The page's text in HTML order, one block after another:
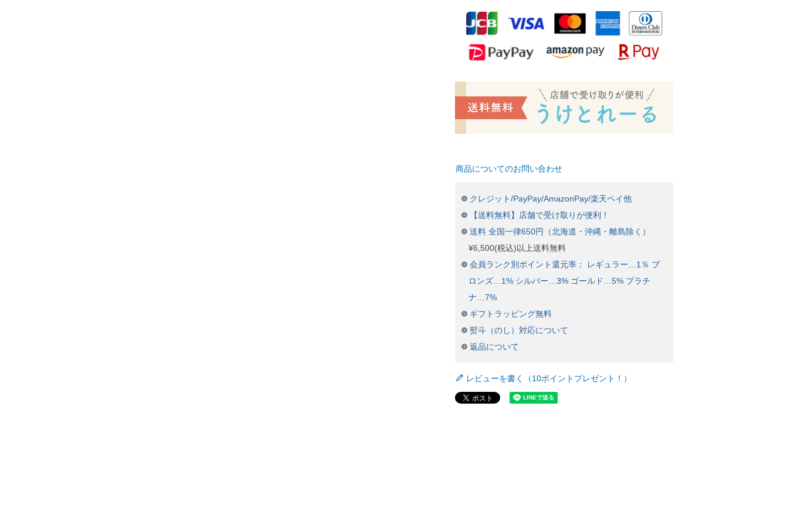
商品についてのお問い合わせ
クレジット/PayPay/AmazonPay/楽天ペイ他
【送料無料】店舗で受け取りが便利！
送料 全国一律650円（北海道・沖縄・離島除く）
¥6,500(税込)以上送料無料
会員ランク別ポイント還元率： レギュラー…1％ ブ
ロンズ…1% シルバー…3% ゴールド…5% プラチ
ナ…7%
ギフトラッピング無料
熨斗（のし）対応について
返品について
レビューを書く（10ポイントプレゼント！）